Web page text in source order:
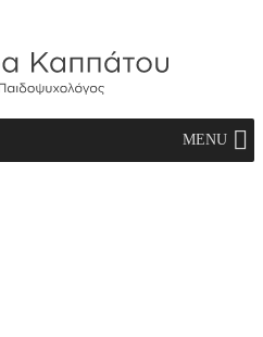
MENU